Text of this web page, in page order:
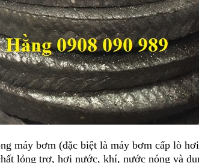
máy bơm (đặc biệt là máy bơm cấp lò
lỏng trơ, hơi nước, khí, nước nóng và